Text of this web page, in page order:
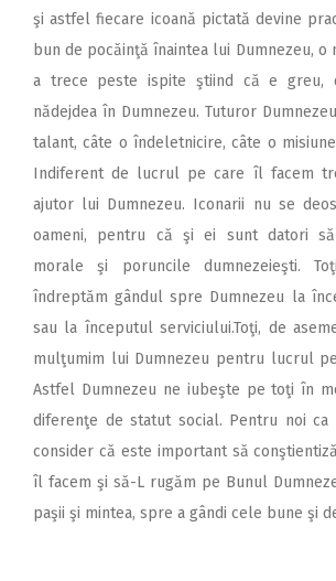
şi astfel fiecare icoană pictată devine
bun de pocăinţă înaintea lui Dumnezeu, o
a trece peste ispite ştiind că e greu,
nădejdea în Dumnezeu. Tuturor
talant, câte o îndeletnicire, câte o
Indiferent de lucrul pe care îl facem
ajutor lui Dumnezeu. Iconarii nu se
oameni, pentru că şi ei sunt datori
morale şi poruncile dumnezeieşti.
îndreptăm gândul spre Dumnezeu la
sau la începutul serviciului.Toţi, de
mulţumim lui Dumnezeu pentru lucrul
Astfel Dumnezeu ne iubeşte pe toţi în
diferenţe de statut social. Pentru noi ca
consider că este important să
îl facem şi să-L rugăm pe Bunul
paşii şi mintea, spre a gândi cele bune şi